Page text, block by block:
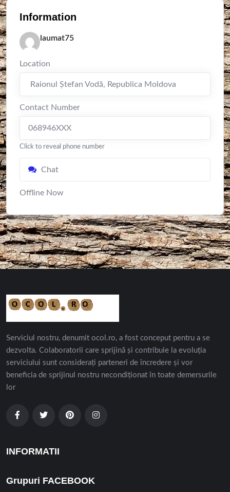
Information
laumat75
Location
Raionul Ștefan Vodă, Republica Moldova
Contact Number
068946XXX
Click to reveal phone number
Chat
Offline Now
Serviciul nostru, denumit ocol.ro, a fost conceput pentru a se
dezvolta. Colaboratorii care sprijină și contribuie la evoluția
serviciului sunt considerați parteneri de încredere și vor
beneficia de sprijinul nostru necondiționat în toate demersurile
lor
INFORMATII
Grupuri FACEBOOK